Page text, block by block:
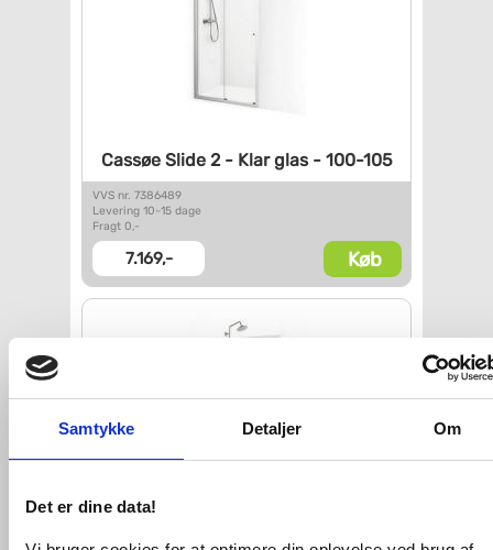
Samtykke Detaljer Om
Det er dine data!
Cassøe Slide 2 - Klar glas -100-105
VVS nr. 7386489
Levering 10-15 dage
Fragt 0,-
7.169,- Køb